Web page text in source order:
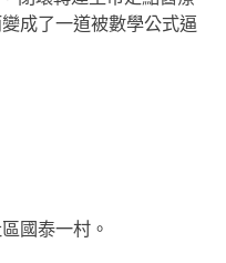
成了一道被數學公式逼
國泰一村。